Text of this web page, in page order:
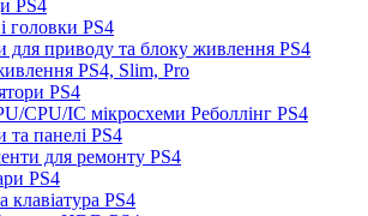
PS4
головки PS4
приводу та блоку живлення PS4
PS4, Slim, Pro
PS4
CPU/IC мікросхеми Реболлінг PS4
та панелі PS4
для ремонту PS4
PS4
PS4